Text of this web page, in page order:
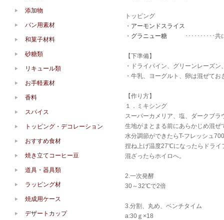
トッピング
・ アーモンドスライス
・ グラニュー糖 ･･････････共
【下準備】
・ドライパイン、グリーンレーズ
・牛乳、ヨーグルト、卵は混ぜてお
【作り方】
１．ミキシング
スーパーカメリア、塩、ダークブ
生地がまとまる前にあらかじめ混
水分調節ができたらT-フレッシュ
捏ね上げ温度27℃になったらドライ
混ざったらホイロへ。
2.一次発酵
30～32℃で2倍
3.分割、丸め、ベンチタイム
a:30ｇ×18
添加物
パン用素材
和菓子材料
砂糖類
リキュール類
お手軽素材
香料
スパイス
トッピング・デコレーション
おすすめ食材
焼き立てコーヒー豆
道具・器具類
ラッピング材
焼成用ケース
デザートカップ